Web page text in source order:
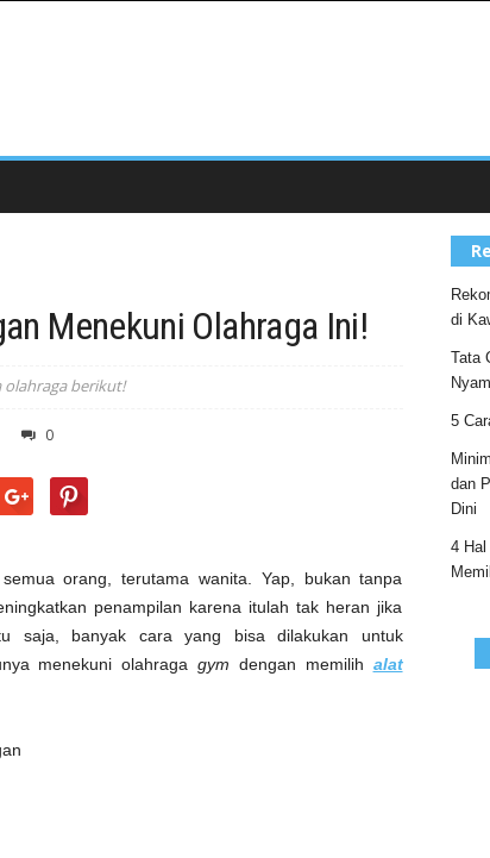
Menekuni Olahraga Ini!
olahraga berikut!
0
orang, terutama wanita. Yap, bukan tanpa
penampilan karena itulah tak heran jika
saja, banyak cara yang bisa dilakukan untuk
menekuni olahragagym dengan memilih alat
di
Tata
5
dan
Dini
4 Hal